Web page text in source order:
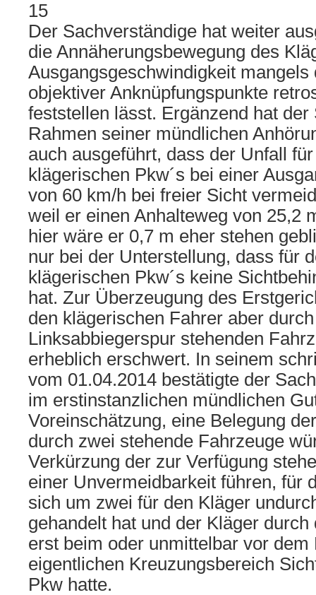
15
Der Sachverständige hat weiter
die Annäherungsbewegung des
Ausgangsgeschwindigkeit mangels
objektiver Anknüpfungspunkte
feststellen lässt. Ergänzend hat
Rahmen seiner mündlichen
auch ausgeführt, dass der Unfall
klägerischen Pkw´s bei einer
von 60 km/h bei freier Sicht
weil er einen Anhalteweg von 25,2
hier wäre er 0,7 m eher stehen
nur bei der Unterstellung, dass für
klägerischen Pkw´s keine
hat. Zur Überzeugung des
den klägerischen Fahrer aber
Linksabbiegerspur stehenden
erheblich erschwert. In seinem
vom 01.04.2014 bestätigte der
im erstinstanzlichen mündlichen
Voreinschätzung, eine Belegung
durch zwei stehende Fahrzeuge
Verkürzung der zur Verfügung
einer Unvermeidbarkeit führen, für
sich um zwei für den Kläger
gehandelt hat und der Kläger
erst beim oder unmittelbar vor dem
eigentlichen Kreuzungsbereich
Pkw hatte.